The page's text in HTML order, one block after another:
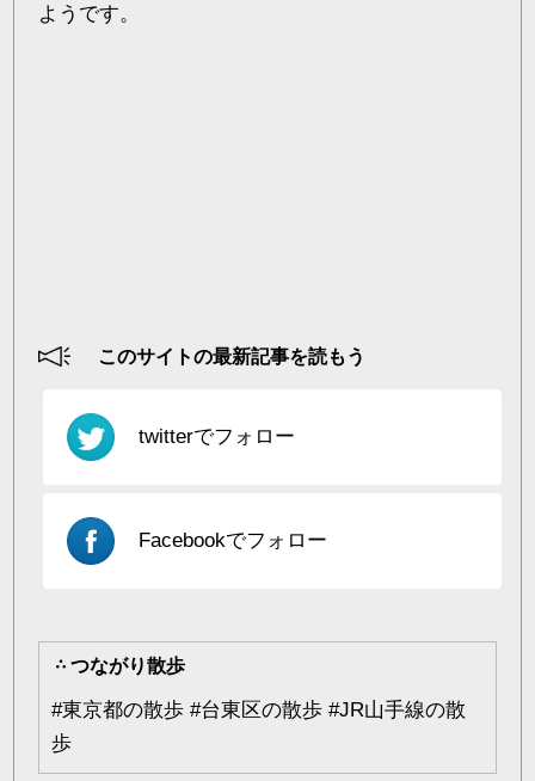
ようです。
このサイトの最新記事を読もう
twitterでフォロー
Facebookでフォロー
つながり散歩
#東京都の散歩 #台東区の散歩 #JR山手線の散
歩